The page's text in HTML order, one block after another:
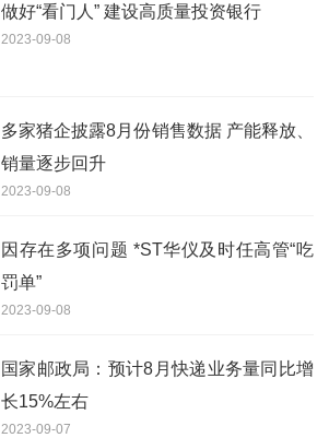
做好“看门人” 建设高质量投资银行
2023-09-08
多家猪企披露8月份销售数据 产能释放、
销量逐步回升
2023-09-08
因存在多项问题 *ST华仪及时任高管“吃
罚单”
2023-09-08
国家邮政局：预计8月快递业务量同比增
长15%左右
2023-09-07